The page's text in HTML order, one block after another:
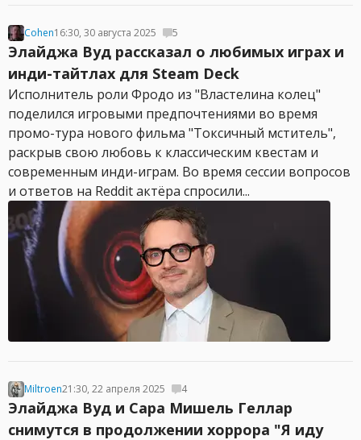
Cohen16:30, 30 августа 2025 5
Элайджа Вуд рассказал о любимых играх и
инди-тайтлах для Steam Deck
Исполнитель роли Фродо из "Властелина колец"
поделился игровыми предпочтениями во время
промо-тура нового фильма "Токсичный мститель",
раскрыв свою любовь к классическим квестам и
современным инди-играм. Во время сессии вопросов
и ответов на Reddit актёра спросили...
Miltroen21:30, 22 апреля 2025 4
Элайджа Вуд и Сара Мишель Геллар
снимутся в продолжении хоррора "Я иду